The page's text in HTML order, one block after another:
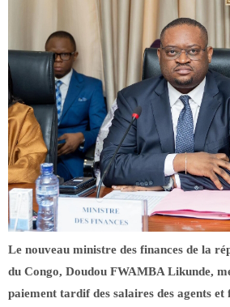
Le nouveau ministre des finances de la
du Congo, Doudou FWAMBA Likunde,
paiement tardif des salaires des agents